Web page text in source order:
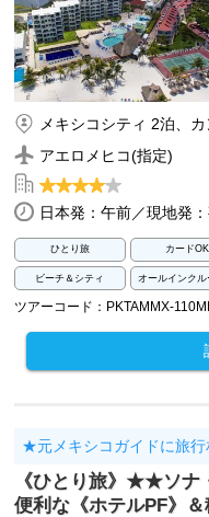
メキシコシティ 2泊、
アエロメヒコ(指定)
日本発：午前／現地発
ひとり旅 カードOK
ビーチ＆シティ オールインクル
ツアーコード：PKTAMMX-
★元メキシコガイドに旅行
《ひとり旅》★★ソナ
便利な《ホテルPF》